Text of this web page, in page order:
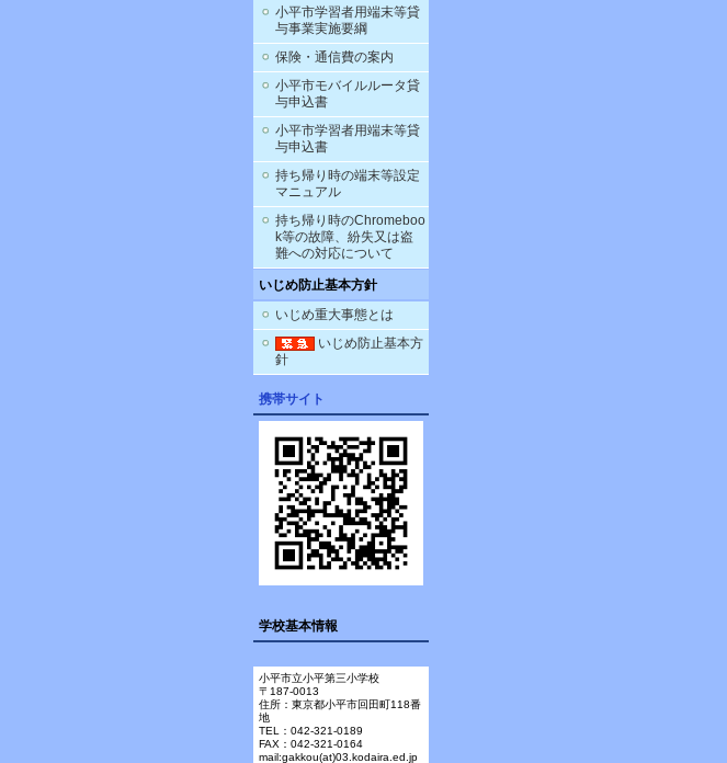
小平市学習者用端末等貸
与事業実施要綱
保険・通信費の案内
小平市モバイルルータ貸
与申込書
小平市学習者用端末等貸
与申込書
持ち帰り時の端末等設定
マニュアル
持ち帰り時のChromeboo
k等の故障、紛失又は盗
難への対応について
いじめ防止基本方針
いじめ重大事態とは
いじめ防止基本方
針
携帯サイト
学校基本情報
小平市立小平第三小学校
〒187-0013
住所：東京都小平市回田町118番
地
TEL：042-321-0189
FAX：042-321-0164
mail:gakkou(at)03.kodaira.ed.jp